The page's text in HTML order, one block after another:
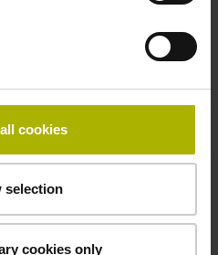
cookies
selection
cookies only